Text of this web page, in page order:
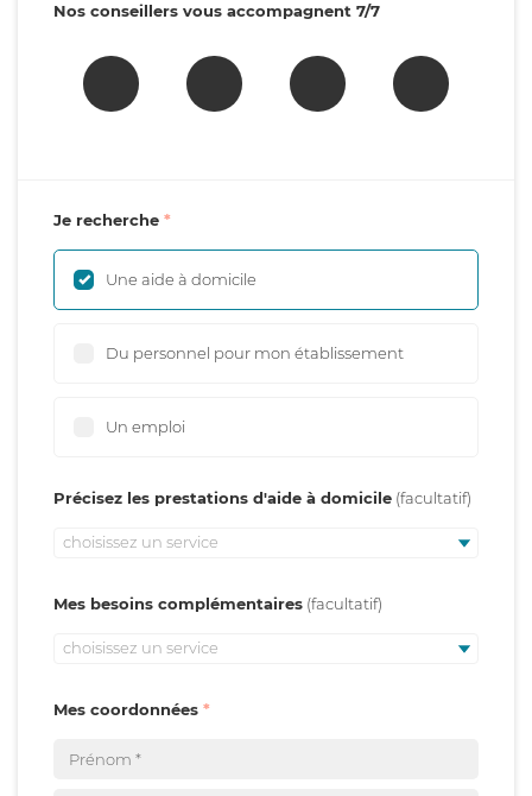
Nos conseillers vous accompagnent 7/7
Je recherche
Une aide à domicile
Du personnel pour mon établissement
Un emploi
Précisez les prestations d'aide à domicile
choisissez un service
Mes besoins complémentaires
choisissez un service
Mes coordonnées